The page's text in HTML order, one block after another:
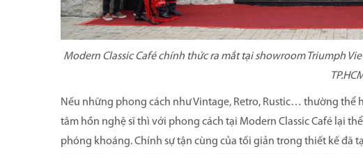
Modern Classic Café chính thức ra mắt tại showroom Triumph
Nếu những phong cách như Vintage, Retro, Rustic… thường
tâm hồn nghệ sĩ thì với phong cách tại Modern Classic Café lại
phóng khoáng. Chính sự tận cùng của tối giản trong thiết kế đã